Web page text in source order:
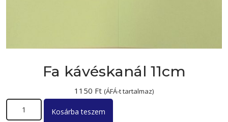
Fa kávéskanál 11cm
1150 Ft (ÁFÁ-t tartalmaz)
Fa kávéskanál 11cm mennyiség
Kosárba teszem